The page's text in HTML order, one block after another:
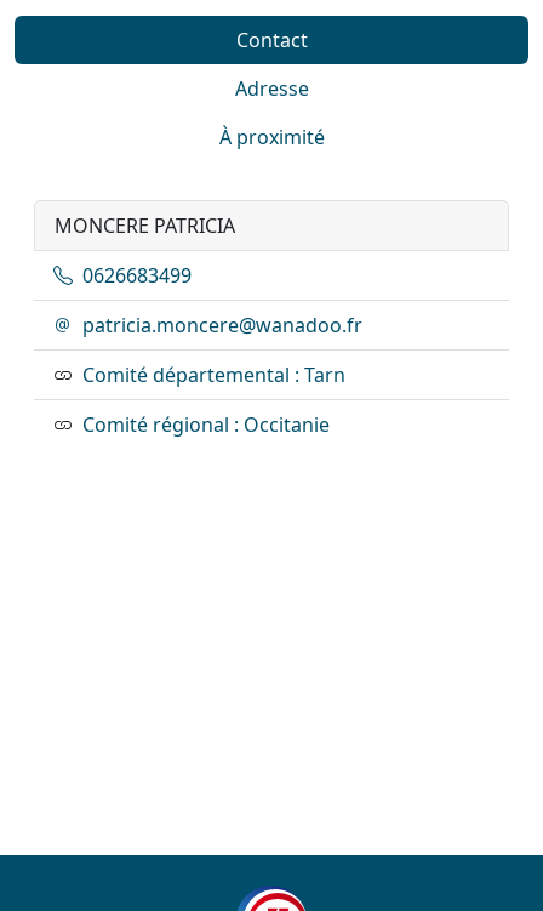
Contact
Adresse
À proximité
MONCERE PATRICIA
0626683499
patricia.moncere@wanadoo.fr
Comité départemental : Tarn
Comité régional : Occitanie